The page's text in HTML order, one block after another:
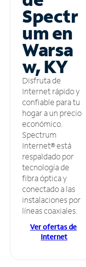
Spectr
um en
Warsa
w, KY
Disfruta de
Internet rápido y
confiable para tu
hogar a un precio
económico.
Spectrum
Internet® está
respaldado por
tecnología de
fibra óptica y
conectado a las
instalaciones por
líneas coaxiales.
Ver ofertas de
Internet